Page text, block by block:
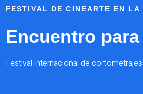
FESTIVAL DE CINEARTE EN LA
Encuentro
Festival internacional de